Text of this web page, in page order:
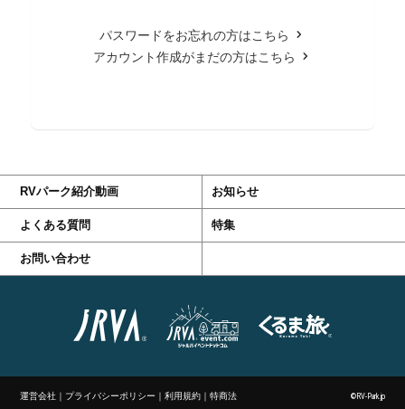
パスワードをお忘れの方はこちら
アカウント作成がまだの方はこちら
RVパーク紹介動画 お知らせ
よくある質問 特集
お問い合わせ
運営会社 ｜ プライバシーポリシー ｜利用規約 ｜特商法 ©RV-Park.jp